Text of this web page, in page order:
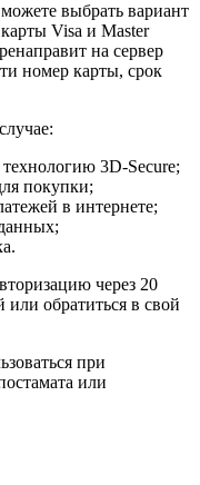
выбрать вариант
Visa и Master
на сервер
номер карты, срок
3D-Secure;
покупки;
в интернете;
через 20
или обратиться в свой
при
или